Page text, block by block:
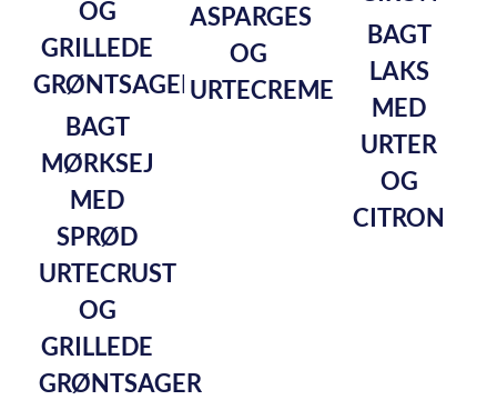
BAGT
MØRKSEJ
MED
SPRØD
URTECRUST
OG
GRILLEDE
GRØNTSAGER
ASPARGES
OG
URTECREME
BAGT
LAKS
MED
URTER
OG
CITRON